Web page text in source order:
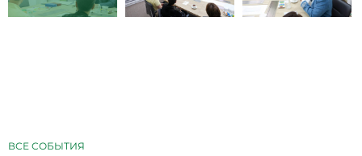
ВСЕ СОБЫТИЯ